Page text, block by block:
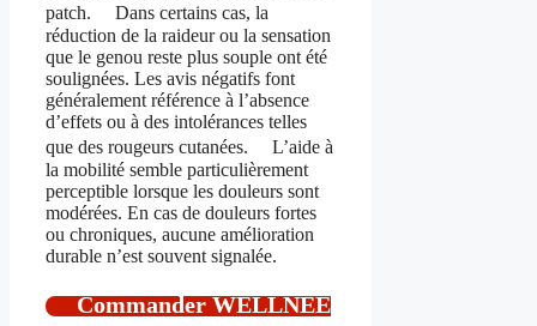
patch. Dans certains cas, la
réduction de la raideur ou la sensation
que le genou reste plus souple ont été
soulignées. Les avis négatifs font
généralement référence à l’absence
d’effets ou à des intolérances telles
que des rougeurs cutanées. L’aide à
la mobilité semble particulièrement
perceptible lorsque les douleurs sont
modérées. En cas de douleurs fortes
ou chroniques, aucune amélioration
durable n’est souvent signalée.
Commander WELLNEE